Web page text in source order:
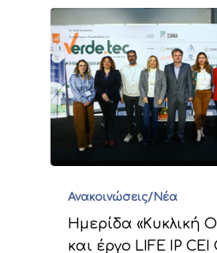
Ανακοινώσεις/Νέα
Ημερίδα «Κυκλική
και έργο LIFE IP CEI